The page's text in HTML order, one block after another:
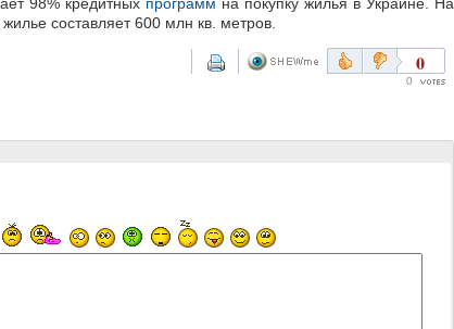
составляет 600 млн кв. метров.
0
0